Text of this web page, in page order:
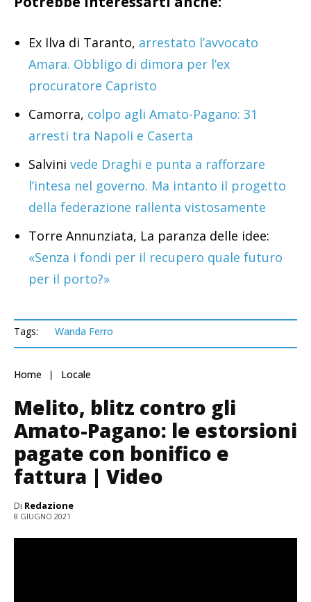
Ex Ilva di Taranto, arrestato l’avvocato
Amara. Obbligo di dimora per l’ex
procuratore Capristo
Camorra, colpo agli Amato-Pagano: 31
arresti tra Napoli e Caserta
Salvini vede Draghi e punta a rafforzare
l’intesa nel governo. Ma intanto il progetto
della federazione rallenta vistosamente
Torre Annunziata, La paranza delle idee:
«Senza i fondi per il recupero quale futuro
per il porto?»
Tags: Wanda Ferro
Home Locale
Melito, blitz contro gli
Amato-Pagano: le estorsioni
pagate con bonifico e
fattura | Video
Di Redazione
8 GIUGNO 2021